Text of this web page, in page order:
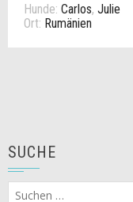
Hunde: Carlos, Julie
Ort: Rumänien
SUCHE
Suchen